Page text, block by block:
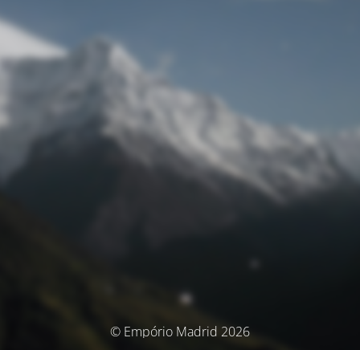
© Empório Madrid 2026